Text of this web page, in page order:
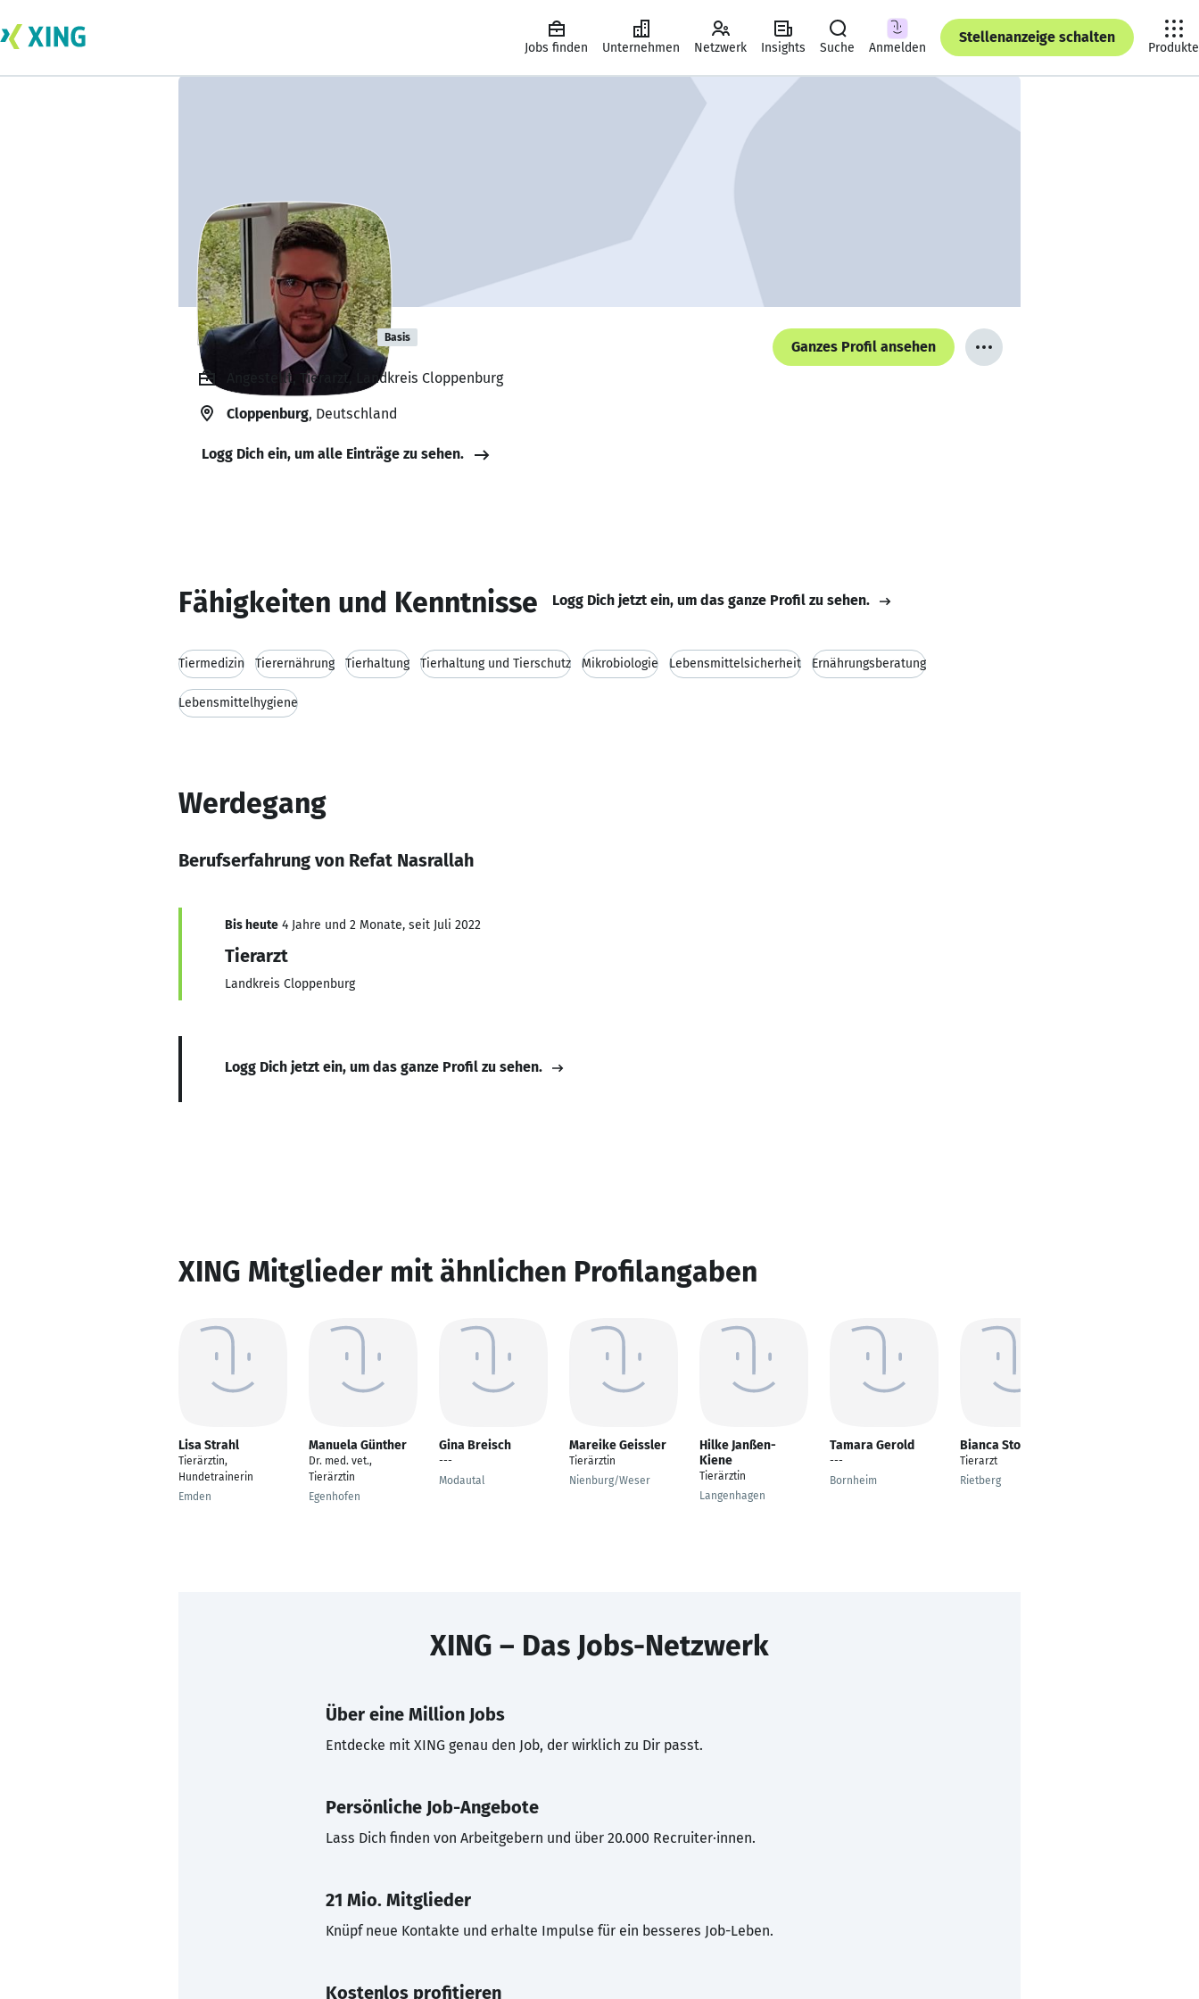
Jobs finden Unternehmen Netzwerk Insights Suche Anmelden
Stellenanzeige schalten
Produkte
Refat Nasrallah Basis
Ganzes Profil ansehen
Angestellt, Tierarzt, Landkreis Cloppenburg
Cloppenburg, Deutschland
Logg Dich ein, um alle Einträge zu sehen.
Fähigkeiten und Kenntnisse Logg Dich jetzt ein, um das ganze Profil zu sehen.
Tiermedizin Tierernährung Tierhaltung Tierhaltung und Tierschutz Mikrobiologie Lebensmittelsicherheit Ernährungsberatung
Lebensmittelhygiene
Werdegang
Berufserfahrung von Refat Nasrallah
Bis heute 4 Jahre und 2 Monate, seit Juli 2022
Tierarzt
Landkreis Cloppenburg
Logg Dich jetzt ein, um das ganze Profil zu sehen.
XING Mitglieder mit ähnlichen Profilangaben
Lisa Strahl
Tierärztin,
Hundetrainerin
Emden
Manuela Günther
Dr. med. vet.,
Tierärztin
Egenhofen
Gina Breisch
---
Modautal
Mareike Geissler
Tierärztin
Nienburg/Weser
Hilke Janßen-
Kiene
Tierärztin
Langenhagen
Tamara Gerold
---
Bornheim
Bianca Stock
Tierarzt
Rietberg
XING – Das Jobs-Netzwerk
Über eine Million Jobs
Entdecke mit XING genau den Job, der wirklich zu Dir passt.
Persönliche Job-Angebote
Lass Dich finden von Arbeitgebern und über 20.000 Recruiter·innen.
21 Mio. Mitglieder
Knüpf neue Kontakte und erhalte Impulse für ein besseres Job-Leben.
Kostenlos profitieren